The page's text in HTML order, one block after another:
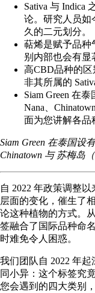
Sativa 与 Indica
论。研究人员如
久的二元划分。
萜烯是赋予品种
别内部也会有显
高CBD品种的
非其所属的
Siam Green 在
Nana、
面为您讲解各品
Siam Green 在泰国设
Chinatown 与 苏梅岛（
自 2022 年政策调整
层面的变化，催生了
论这种植物的方式。
签融合了国际品种命
时难免令人困惑。
我们团队自 2022 年
同小异：这个标签究
您会遇到的四大类别